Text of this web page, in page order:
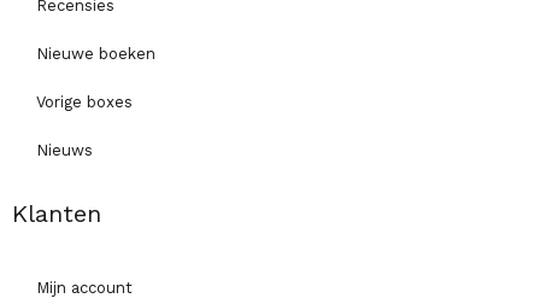
Recensies
Nieuwe boeken
Vorige boxes
Nieuws
Klanten
Mijn account